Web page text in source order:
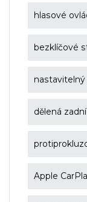
hlasové
bezklíčové
dělená
Apple